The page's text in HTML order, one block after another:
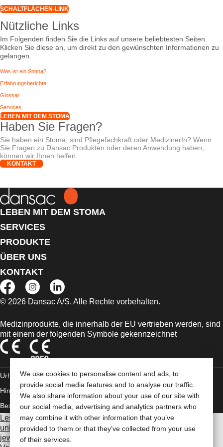
We use cookies to personalise content and ads, to
provide social media features and to analyse our traffic.
We also share information about your use of our site with
our social media, advertising and analytics partners who
may combine it with other information that you’ve
provided to them or that they’ve collected from your use
of their services.
Cras fermentum eros eget convallis, a citud. Tum eros eget vallis. of
stoma surgery
stoma surgery
Cras fermentum eros eget convallis, a citud. Tum eros eget vallis. of
stoma surgery
SCHALTFLÄCHEN-LINK
Nützliche Links
Im Folgenden finden Sie die Links auf unsere beliebtesten Seiten.
Klicken Sie diese an, um direkt zu den gewünschten Informationen zu
gelangen.
Was ist ein Stoma?
Erfahrungsberichte
Glossar
Services
LEBEN MIT DEM STOMA
Haben Sie Fragen?
Sie haben ein Stoma, sind Pflegefachkraft oder MedizinerIn? Wenn
Sie Fragen zu Dansac Produkten oder deren Anwendung haben,
können wir Ihnen helfen.
KONTAKT
LEBEN MIT DEM STOMA
SERVICES
PRODUKTE
ÜBER UNS
KONTAKT
© 2026 Dansac A/S. Alle Rechte vorbehalten.
Medizinprodukte, die innerhalb der EU vertrieben werden, sind
mit einem der folgenden Symbole gekennzeichnet
Urheberrechts-
Hinweis/Nutzungsbedingungen
Datenschutz-
Bestimmungen Umgang mit Cookies
Lesen Sie vor der Verwendung der angeführten Produkte
unbedingt die gesamte Gebrauchsanweisung, die dem
jeweiligen Produkt beiliegt